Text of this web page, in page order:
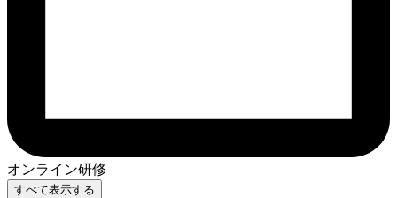
オンライン研修
すべて表示する